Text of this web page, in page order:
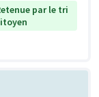
par le tri